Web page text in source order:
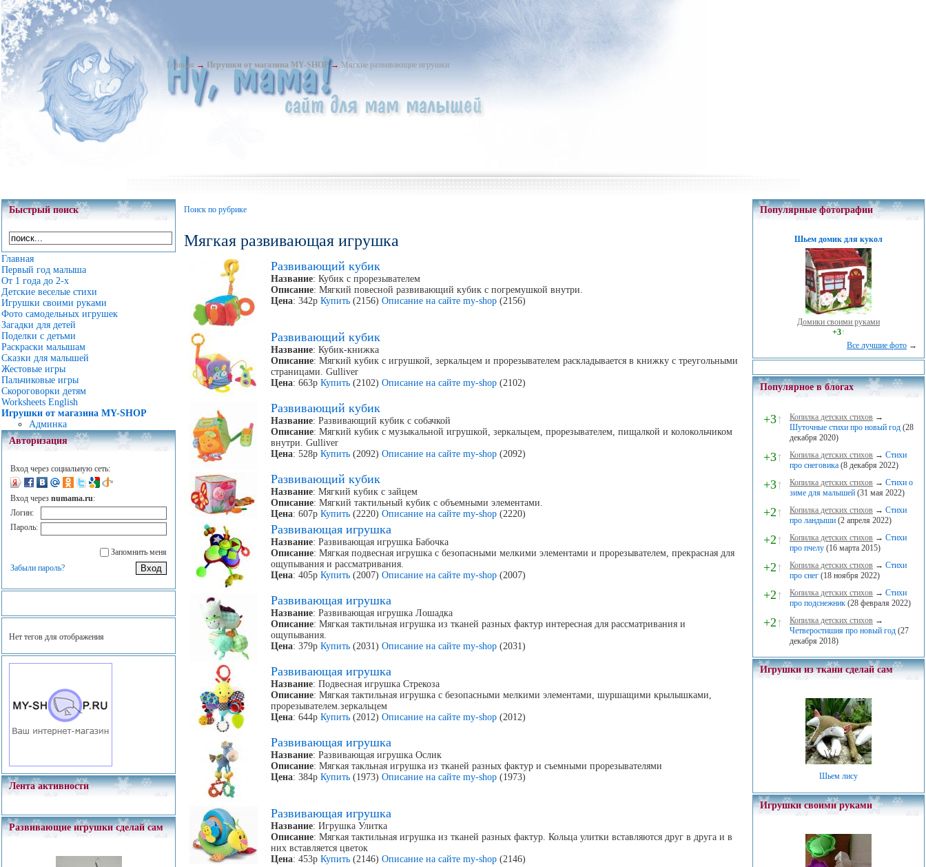
Главная → Игрушки от магазина MY-SHOP→ Мягкие развивающие игрушки
Быстрый поиск
Главная
Первый год малыша
От 1 года до 2-х
Детские веселые стихи
Игрушки своими руками
Фото самодельных игрушек
Загадки для детей
Поделки с детьми
Раскраски малышам
Сказки для малышей
Жестовые игры
Пальчиковые игры
Скороговорки детям
Worksheets English
Игрушки от магазина MY-SHOP
Админка
Авторизация
Вход через социальную сеть:
Вход через numama.ru:
Логин:
Пароль:
Запомнить меня
Забыли пароль?
Нет тегов для отображения
Лента активности
Развивающие игрушки сделай сам
Поиск по рубрике
Мягкая развивающая игрушка
Развивающий кубик
Название: Кубик с прорезывателем
Описание: Мягкий повесной развивающий кубик с погремушкой внутри.
Цена: 342рКупить (2156)Описание на сайте my-shop (2156)
Развивающий кубик
Название: Кубик-книжка
Описание: Мягкий кубик с игрушкой, зеркальцем и прорезывателем раскладывается в книжку с треугольными
страницами. Gulliver
Цена: 663рКупить (2102)Описание на сайте my-shop (2102)
Развивающий кубик
Название: Развивающий кубик с собачкой
Описание: Мягкий кубик с музыкальной игрушкой, зеркальцем, прорезывателем, пищалкой и колокольчиком
внутри. Gulliver
Цена: 528рКупить (2092)Описание на сайте my-shop (2092)
Развивающий кубик
Название: Мягкий кубик с зайцем
Описание: Мягкий тактильный кубик с объемными элементами.
Цена: 607рКупить (2220)Описание на сайте my-shop (2220)
Развивающая игрушка
Название: Развивающая игрушка Бабочка
Описание: Мягкая подвесная игрушка с безопасными мелкими элементами и прорезывателем, прекрасная для
ощупывания и рассматривания.
Цена: 405рКупить (2007)Описание на сайте my-shop (2007)
Развивающая игрушка
Название: Развивающая игрушка Лошадка
Описание: Мягкая тактильная игрушка из тканей разных фактур интересная для рассматривания и
ощупывания.
Цена: 379рКупить (2031)Описание на сайте my-shop (2031)
Развивающая игрушка
Название: Подвесная игрушка Стрекоза
Описание: Мягкая тактильная игрушка с безопасными мелкими элементами, шуршащими крылышками,
прорезывателем.зеркальцем
Цена: 644рКупить (2012)Описание на сайте my-shop (2012)
Развивающая игрушка
Название: Развивающая игрушка Ослик
Описание: Мягкая такльная игрушка из тканей разных фактур и съемными прорезывателями
Цена: 384рКупить (1973)Описание на сайте my-shop (1973)
Развивающая игрушка
Название: Игрушка Улитка
Описание: Мягкая тактильная игрушка из тканей разных фактур. Кольца улитки вставляются друг в друга и в
них вставляется цветок
Цена: 453рКупить (2146)Описание на сайте my-shop (2146)
Популярные фотографии
Шьем домик для кукол
Домики своими руками
+3↑
Все лучшие фото →
Популярное в блогах
+3↑ Копилка детских стихов →
Шуточные стихи про новый год (28
декабря 2020)
+3↑ Копилка детских стихов → Стихи
про снеговика (8 декабря 2022)
+3↑ Копилка детских стихов → Стихи о
зиме для малышей (31 мая 2022)
+2↑ Копилка детских стихов → Стихи
про ландыши (2 апреля 2022)
+2↑ Копилка детских стихов → Стихи
про пчелу (16 марта 2015)
+2↑ Копилка детских стихов → Стихи
про снег (18 ноября 2022)
+2↑ Копилка детских стихов → Стихи
про подснежник (28 февраля 2022)
+2↑ Копилка детских стихов →
Четверостишия про новый год (27
декабря 2018)
Игрушки из ткани сделай сам
Шьем лису
Игрушки своими руками